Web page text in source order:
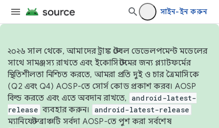
সাইন-ইন করুন
২০২৬ সাল থেকে, আমাদের ট্রাঙ্ক স্টেবল ডেভেলপমেন্ট মডেলের
সাথে সামঞ্জস্য রাখতে এবং ইকোসিস্টেমের জন্য প্ল্যাটফর্মের
স্থিতিশীলতা নিশ্চিত করতে, আমরা প্রতি দুই ও চার ত্রৈমাসিকে
(Q2 এবং Q4) AOSP-তে সোর্স কোড প্রকাশ করব। AOSP
বিল্ড করতে এবং এতে অবদান রাখতে,
android-latest-
release ব্যবহার করুন। android-latest-release
ম্যানিফেস্ট ব্রাঞ্চটি সর্বদা AOSP-তে পুশ করা সর্বশেষ